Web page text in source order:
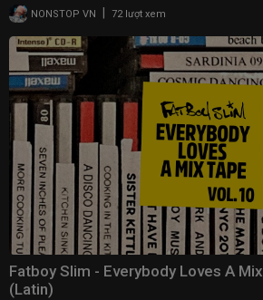
NONSTOP VN 72 lượt xem
Fatboy Slim - Everybody Loves A
(Latin)